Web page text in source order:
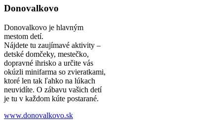
Donovalkovo
Donovalkovo je hlavným
mestom detí.
Nájdete tu zaujímavé aktivity –
detské domčeky, mestečko,
dopravné ihrisko a určite vás
okúzli minifarma so zvieratkami,
ktoré len tak ľahko na lúkach
neuvidíte. O zábavu vašich detí
je tu v každom kúte postarané.
www.donovalkovo.sk